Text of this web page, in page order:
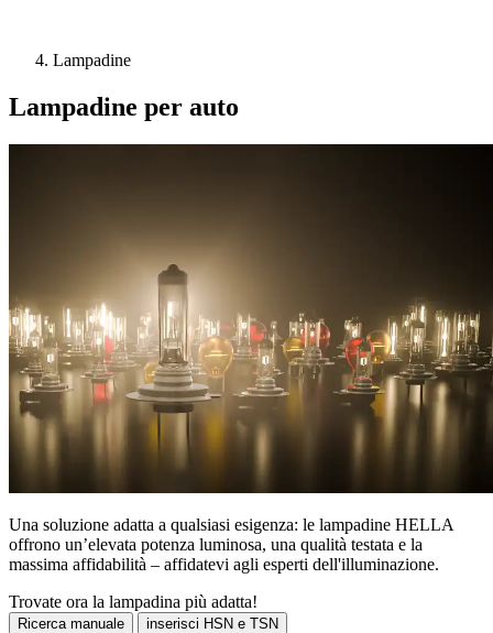
Lampadine
Lampadine per auto
Una soluzione adatta a qualsiasi esigenza: le lampadine HELLA
offrono un’elevata potenza luminosa, una qualità testata e la
massima affidabilità – affidatevi agli esperti dell'illuminazione.
Trovate ora la lampadina più adatta!
Ricerca manuale inserisci HSN e TSN